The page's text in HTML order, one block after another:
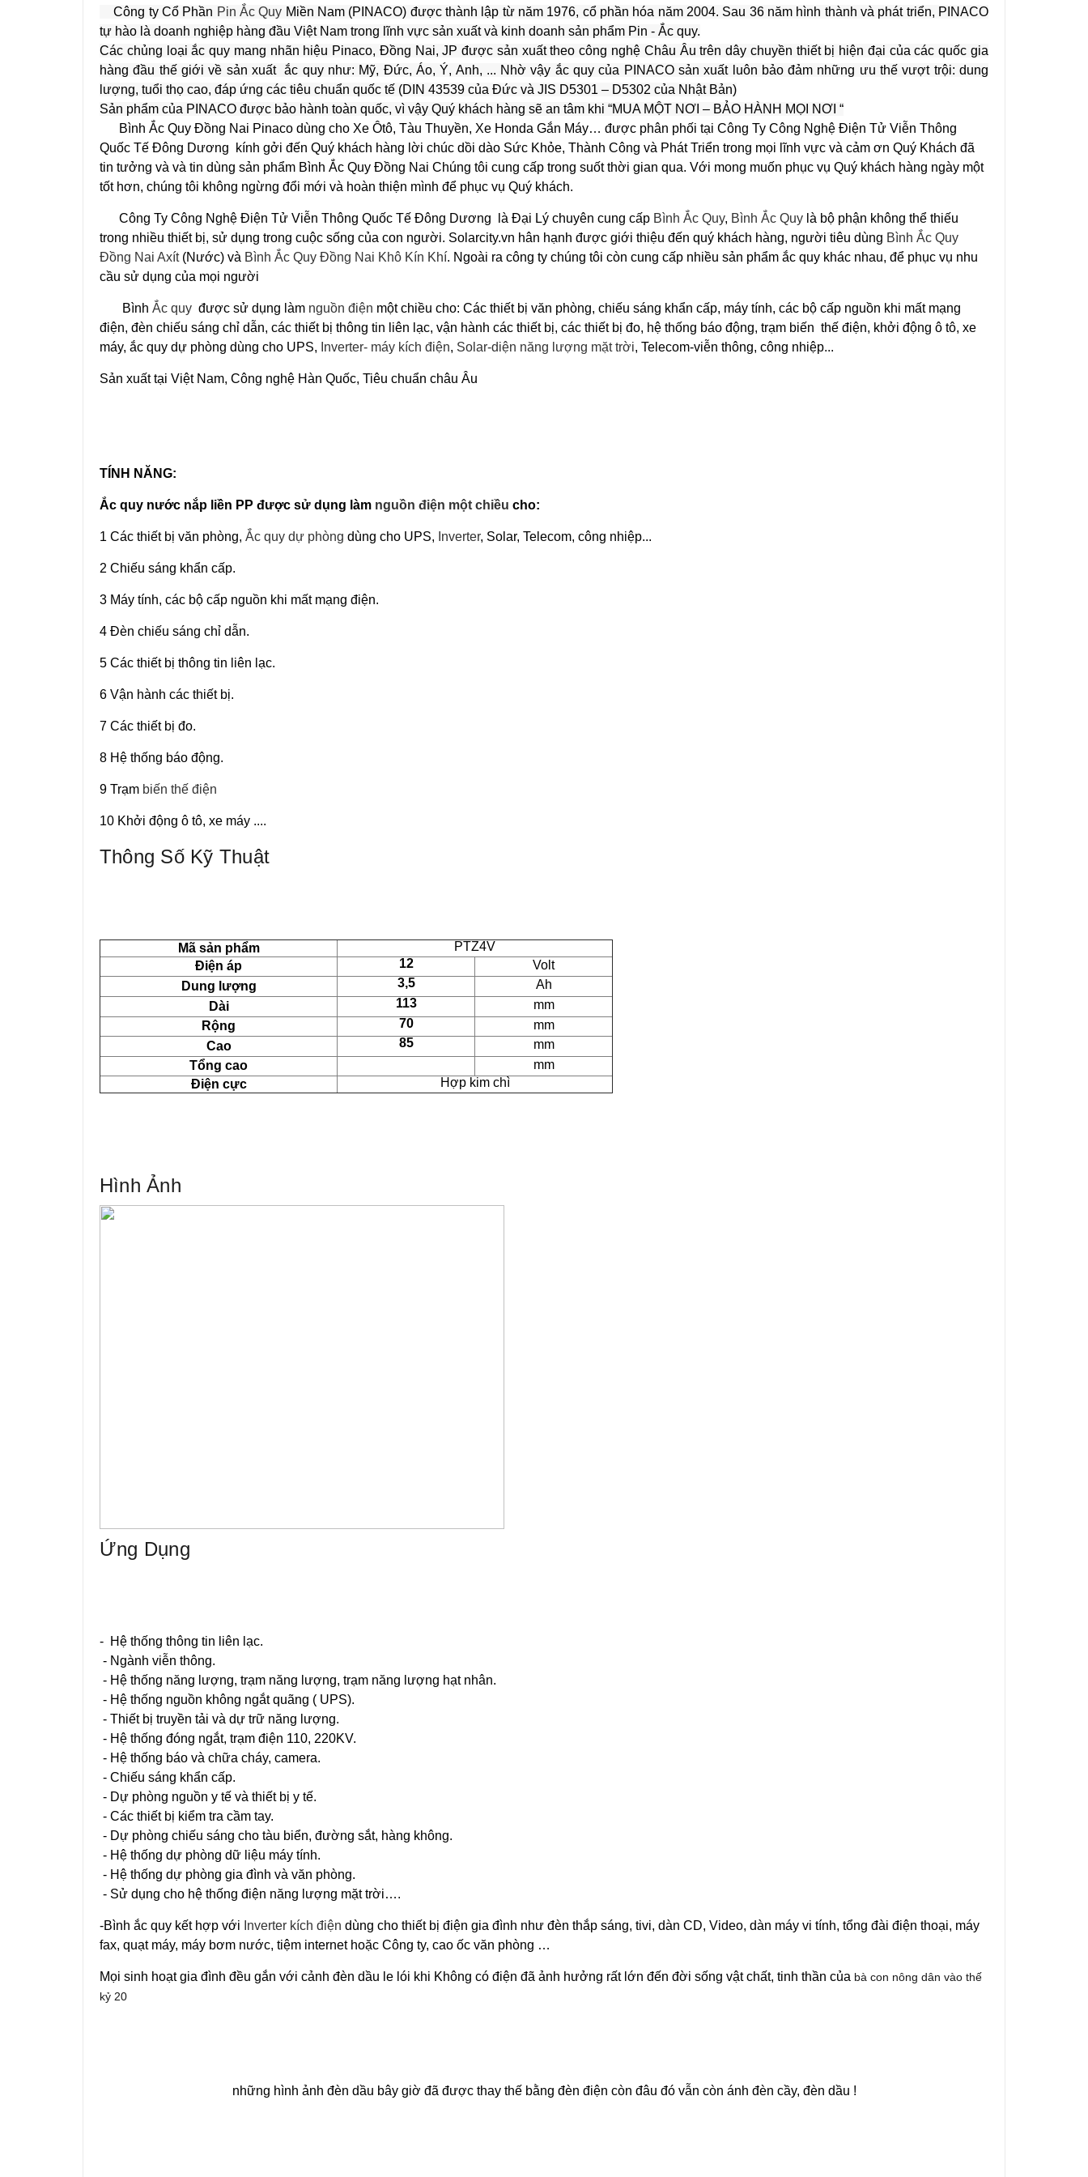
Công ty Cổ Phần Pin Ắc Quy Miền Nam (PINACO) được thành lập từ năm 1976, cổ phần hóa năm 2004. Sau 36 năm hình thành và phát triển, PINACO
tự hào là doanh nghiệp hàng đầu Việt Nam trong lĩnh vực sản xuất và kinh doanh sản phẩm Pin - Ắc quy.
Các chủng loại ắc quy mang nhãn hiệu Pinaco, Đồng Nai, JP được sản xuất theo công nghệ Châu Âu trên dây chuyền thiết bị hiện đại của các quốc gia
hàng đầu thế giới về sản xuất ắc quy như: Mỹ, Đức, Áo, Ý, Anh, ... Nhờ vậy ắc quy của PINACO sản xuất luôn bảo đảm những ưu thế vượt trội: dung
lượng, tuổi thọ cao, đáp ứng các tiêu chuẩn quốc tế (DIN 43539 của Đức và JIS D5301 – D5302 của Nhật Bản)
Sản phẩm của PINACO được bảo hành toàn quốc, vì vậy Quý khách hàng sẽ an tâm khi “MUA MỘT NƠI – BẢO HÀNH MỌI NƠI “
Bình Ắc Quy Đồng Nai Pinaco dùng cho Xe Ôtô, Tàu Thuyền, Xe Honda Gắn Máy… được phân phối tại Công Ty Công Nghệ Điện Tử Viễn Thông
Quốc Tế Đông Dương kính gởi đến Quý khách hàng lời chúc dồi dào Sức Khỏe, Thành Công và Phát Triển trong mọi lĩnh vực và cảm ơn Quý Khách đã
tin tưởng và và tin dùng sản phẩm Bình Ắc Quy Đồng Nai Chúng tôi cung cấp trong suốt thời gian qua. Với mong muốn phục vụ Quý khách hàng ngày một
tốt hơn, chúng tôi không ngừng đổi mới và hoàn thiện mình để phục vụ Quý khách.
Công Ty Công Nghệ Điện Tử Viễn Thông Quốc Tế Đông Dương là Đại Lý chuyên cung cấp Bình Ắc Quy, Bình Ắc Quy là bộ phận không thể thiếu
trong nhiều thiết bị, sử dụng trong cuộc sống của con người. Solarcity.vn hân hạnh được giới thiệu đến quý khách hàng, người tiêu dùng Bình Ắc Quy
Đồng Nai Axít(Nước) và Bình Ắc Quy Đồng Nai Khô Kín Khí. Ngoài ra công ty chúng tôi còn cung cấp nhiều sản phẩm ắc quy khác nhau, để phục vụ nhu
cầu sử dụng của mọi người
Bình Ắc quy được sử dụng làm nguồn điện một chiều cho: Các thiết bị văn phòng, chiếu sáng khẩn cấp, máy tính, các bộ cấp nguồn khi mất mạng
điện, đèn chiếu sáng chỉ dẫn, các thiết bị thông tin liên lạc, vận hành các thiết bị, các thiết bị đo, hệ thống báo động, trạm biến thế điện, khởi động ô tô, xe
máy, ắc quy dự phòng dùng cho UPS, Inverter- máy kích điện, Solar-diện năng lượng mặt trời, Telecom-viễn thông, công nhiệp...
Sản xuất tại Việt Nam, Công nghệ Hàn Quốc, Tiêu chuẩn châu Âu
TÍNH NĂNG:
Ắc quy nước nắp liền PP được sử dụng làm nguồn điện một chiều cho:
1 Các thiết bị văn phòng, Ắc quy dự phòng dùng cho UPS, Inverter, Solar, Telecom, công nhiệp...
2 Chiếu sáng khẩn cấp.
3 Máy tính, các bộ cấp nguồn khi mất mạng điện.
4 Đèn chiếu sáng chỉ dẫn.
5 Các thiết bị thông tin liên lạc.
6 Vận hành các thiết bị.
7 Các thiết bị đo.
8 Hệ thống báo động.
9 Trạm biến thế điện
10 Khởi động ô tô, xe máy ....
Thông Số Kỹ Thuật
Mã sản phẩm
PTZ4V
Điện áp
12
Volt
Dung lượng
3,5
Ah
Dài
113
mm
Rộng
70
mm
Cao
85
mm
Tổng cao
mm
Điện cực
Hợp kim chì
Hình Ảnh
Ứng Dụng
- Hệ thống thông tin liên lạc.
- Ngành viễn thông.
- Hệ thống năng lượng, trạm năng lượng, trạm năng lượng hạt nhân.
- Hệ thống nguồn không ngắt quãng ( UPS).
- Thiết bị truyền tải và dự trữ năng lượng.
- Hệ thống đóng ngắt, trạm điện 110, 220KV.
- Hệ thống báo và chữa cháy, camera.
- Chiếu sáng khẩn cấp.
- Dự phòng nguồn y tế và thiết bị y tế.
- Các thiết bị kiểm tra cầm tay.
- Dự phòng chiếu sáng cho tàu biển, đường sắt, hàng không.
- Hệ thống dự phòng dữ liệu máy tính.
- Hệ thống dự phòng gia đình và văn phòng.
- Sử dụng cho hệ thống điện năng lượng mặt trời….
-Bình ắc quy kết hợp với Inverter kích điện dùng cho thiết bị điện gia đình như đèn thắp sáng, tivi, dàn CD, Video, dàn máy vi tính, tổng đài điện thoại, máy
fax, quạt máy, máy bơm nước, tiệm internet hoặc Công ty, cao ốc văn phòng …
Mọi sinh hoạt gia đình đều gắn với cảnh đèn dầu le lói khi Không có điện đã ảnh hưởng rất lớn đến đời sống vật chất, tinh thần của bà con nông dân vào thế
kỷ 20
những hình ảnh đèn dầu bây giờ đã được thay thế bằng đèn điện còn đâu đó vẫn còn ánh đèn cầy, đèn dầu !